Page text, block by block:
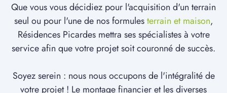
Que vous vous décidiez pour l'acquisition d'un terrain
seul ou pour l'une de nos formulesterrain et maison,
Résidences Picardes mettra ses spécialistes à votre
service afin que votre projet soit couronné de succès.
Soyez serein : nous nous occupons de l'intégralité de
votre projet ! Le montage financier et les diverses